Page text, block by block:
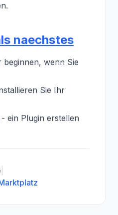
naechstes
beginnen, wenn Sie
Sie Ihr
- ein Plugin erstellen